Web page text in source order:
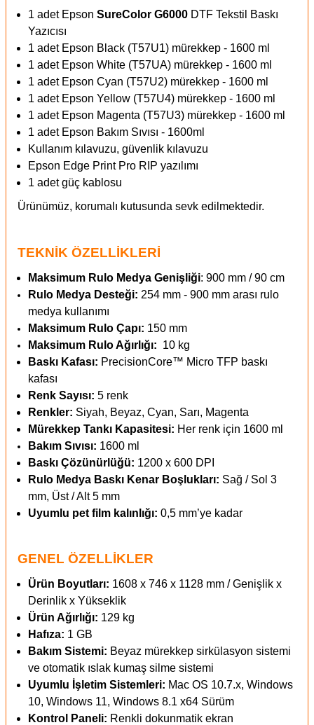
1 adet Epson SureColor G6000 DTF Tekstil Baskı
Yazıcısı
1 adet Epson Black (T57U1) mürekkep - 1600 ml
1 adet Epson White (T57UA) mürekkep - 1600 ml
1 adet Epson Cyan (T57U2) mürekkep - 1600 ml
1 adet Epson Yellow (T57U4) mürekkep - 1600 ml
1 adet Epson Magenta (T57U3) mürekkep - 1600 ml
1 adet Epson Bakım Sıvısı - 1600ml
Kullanım kılavuzu, güvenlik kılavuzu
Epson Edge Print Pro RIP yazılımı
1 adet güç kablosu
Ürünümüz, korumalı kutusunda sevk edilmektedir.
TEKNİK ÖZELLİKLERİ
Maksimum Rulo Medya Genişliği: 900 mm / 90 cm
Rulo Medya Desteği: 254 mm - 900 mm arası rulo
medya kullanımı
Maksimum Rulo Çapı: 150 mm
Maksimum Rulo Ağırlığı: 10 kg
Baskı Kafası: PrecisionCore™ Micro TFP baskı
kafası
Renk Sayısı: 5 renk
Renkler: Siyah, Beyaz, Cyan, Sarı, Magenta
Mürekkep Tankı Kapasitesi: Her renk için 1600 ml
Bakım Sıvısı: 1600 ml
Baskı Çözünürlüğü: 1200 x 600 DPI
Rulo Medya Baskı Kenar Boşlukları: Sağ / Sol 3
mm, Üst / Alt 5 mm
Uyumlu pet film kalınlığı: 0,5 mm’ye kadar
GENEL ÖZELLİKLER
Ürün Boyutları: 1608 x 746 x 1128 mm / Genişlik x
Derinlik x Yükseklik
Ürün Ağırlığı: 129 kg
Hafıza: 1 GB
Bakım Sistemi: Beyaz mürekkep sirkülasyon sistemi
ve otomatik ıslak kumaş silme sistemi
Uyumlu İşletim Sistemleri: Mac OS 10.7.x, Windows
10, Windows 11, Windows 8.1 x64 Sürüm
Kontrol Paneli: Renkli dokunmatik ekran